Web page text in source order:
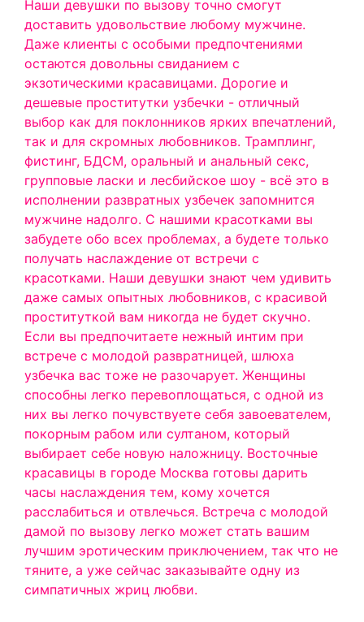
Наши девушки по вызову точно смогут
доставить удовольствие любому мужчине.
Даже клиенты с особыми предпочтениями
остаются довольны свиданием с
экзотическими красавицами. Дорогие и
дешевые проститутки узбечки - отличный
выбор как для поклонников ярких впечатлений,
так и для скромных любовников. Трамплинг,
фистинг, БДСМ, оральный и анальный секс,
групповые ласки и лесбийское шоу - всё это в
исполнении развратных узбечек запомнится
мужчине надолго. С нашими красотками вы
забудете обо всех проблемах, а будете только
получать наслаждение от встречи с
красотками. Наши девушки знают чем удивить
даже самых опытных любовников, с красивой
проституткой вам никогда не будет скучно.
Если вы предпочитаете нежный интим при
встрече с молодой развратницей, шлюха
узбечка вас тоже не разочарует. Женщины
способны легко перевоплощаться, с одной из
них вы легко почувствуете себя завоевателем,
покорным рабом или султаном, который
выбирает себе новую наложницу. Восточные
красавицы в городе Москва готовы дарить
часы наслаждения тем, кому хочется
расслабиться и отвлечься. Встреча с молодой
дамой по вызову легко может стать вашим
лучшим эротическим приключением, так что не
тяните, а уже сейчас заказывайте одну из
симпатичных жриц любви.